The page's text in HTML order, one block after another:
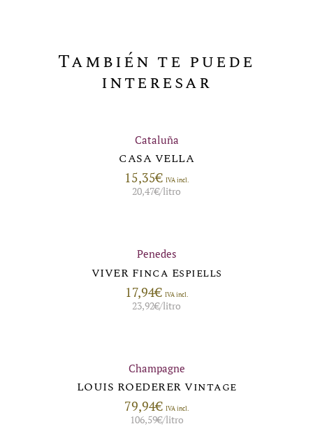
También te puede
interesar
Cataluña
CASA VELLA
15,35€ IVA incl.
20,47€/litro
Penedes
VIVER Finca Espiells
17,94€ IVA incl.
23,92€/litro
Champagne
LOUIS ROEDERER Vintage
79,94€ IVA incl.
106,59€/litro